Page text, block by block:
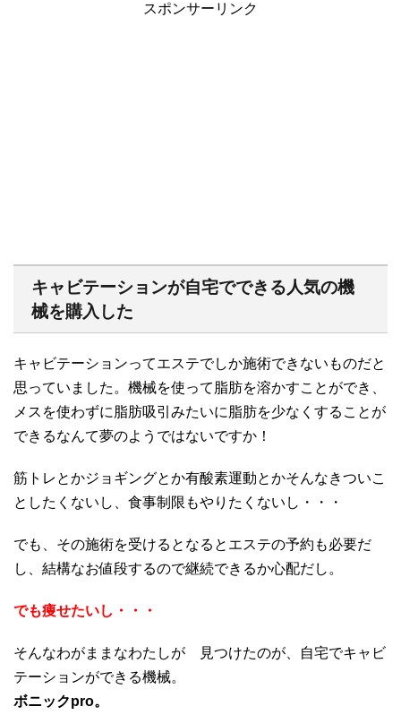
スポンサーリンク
キャビテーションが自宅でできる人気の機
械を購入した
キャビテーションってエステでしか施術できないものだと
思っていました。機械を使って脂肪を溶かすことができ、
メスを使わずに脂肪吸引みたいに脂肪を少なくすることが
できるなんて夢のようではないですか！
筋トレとかジョギングとか有酸素運動とかそんなきついこ
としたくないし、食事制限もやりたくないし・・・
でも、その施術を受けるとなるとエステの予約も必要だ
し、結構なお値段するので継続できるか心配だし。
でも痩せたいし・・・
そんなわがままなわたしが 見つけたのが、自宅でキャビ
テーションができる機械。
ボニックpro。